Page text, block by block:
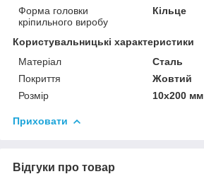
Форма головки
кріпильного виробу
Кільце
Користувальницькі характеристики
Матеріал
Сталь
Покриття
Жовтий
Розмір
10х200 мм
Приховати
Відгуки про товар